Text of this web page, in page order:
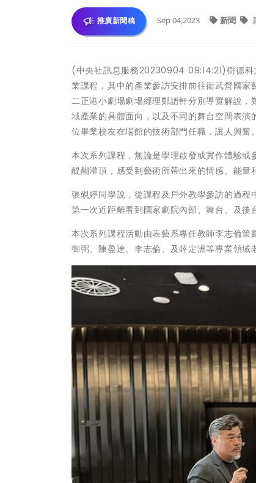
推廣新聞稿 Sep 04,2023 新聞
(中央社訊息服務20230904 09:14:21)樹德科
業課程，其中的產業參訪安排前往衛武營國
二正港小劇場劇場經理鄭譜軒分別導覽解說
域產業的具體面向，以及不同的舞台空間表
位畢業校友在場館的技術部門任職，讓人興奮。
本次系列課程，無論是學理啟發或實作體驗
醍醐灌頂，感受到藝術所帶出來的情感、能量
張硯婷同學說，從課程及戶外教學參訪的過
第一次近距離看到國家劇院內部、舞台、及後
本次系列課程活動由表藝系專任教師李志倫
御弼、陳盈達、李志倫、及薛定洲等專業領域